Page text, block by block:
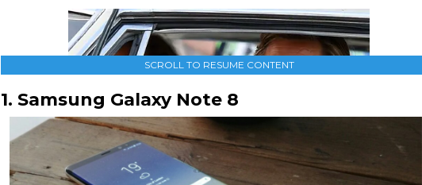
SCROLL TO RESUME CONTENT
1. Samsung Galaxy Note 8